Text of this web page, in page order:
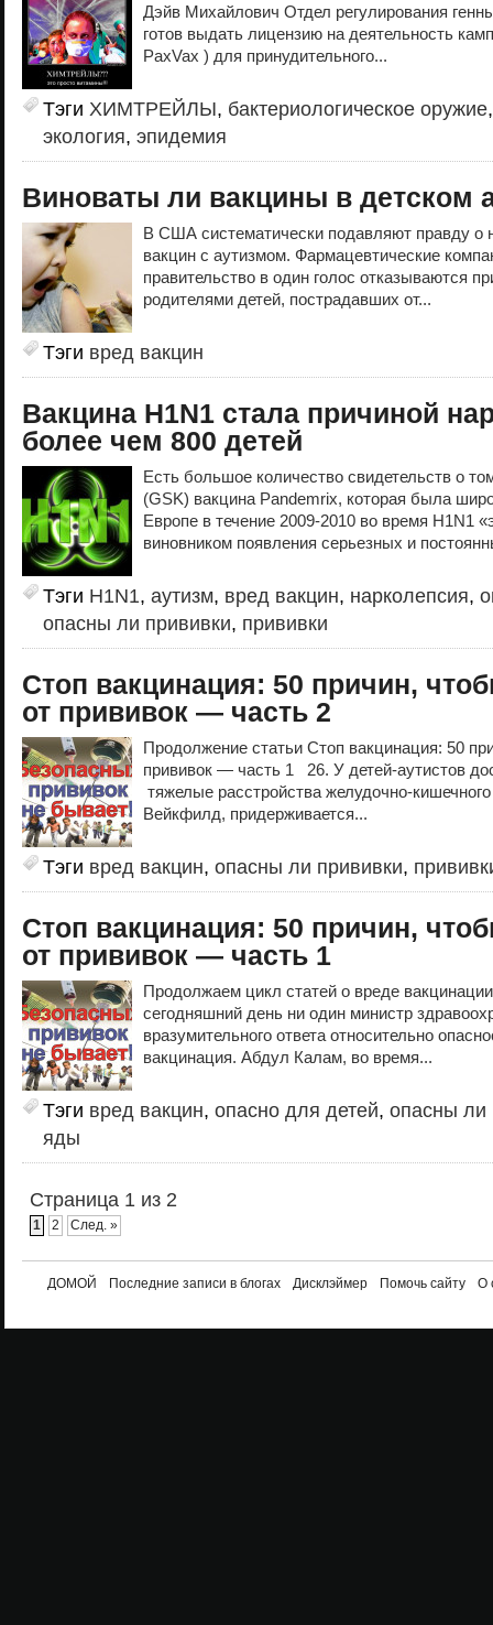
Дэйв Михайлович Отдел регулирования
готов выдать лицензию на деятельность
PaxVax ) для принудительного...
Тэги ХИМТРЕЙЛЫ, бактериологическое оружие
экология, эпидемия
Виноваты ли вакцины в детском
В США систематически подавляют правду о
вакцин с аутизмом. Фармацевтические
правительство в один голос отказываются
родителями детей, пострадавших от...
Тэги вред вакцин
Вакцина H1N1 стала причиной
более чем 800 детей
Есть большое количество свидетельств о
(GSK) вакцина Pandemrix, которая была
Европе в течение 2009-2010 во время H1N1
виновником появления серьезных и
Тэги H1N1, аутизм, вред вакцин, нарколепсия,
опасны ли прививки, прививки
Стоп вакцинация: 50 причин,
от прививок — часть 2
Продолжение статьи Стоп вакцинация: 50
прививок — часть 1 26. У детей-аутистов
тяжелые расстройства желудочно-
Вейкфилд, придерживается...
Тэги вред вакцин, опасны ли прививки,
Стоп вакцинация: 50 причин,
от прививок — часть 1
Продолжаем цикл статей о вреде
сегодняшний день ни один министр
вразумительного ответа относительно
вакцинация. Абдул Калам, во время...
Тэги вред вакцин, опасно для детей, опасны ли
яды
Страница 1 из 2
1 2 След. »
ДОМОЙ Последние записи в блогах Дисклэймер Помочь сайту О